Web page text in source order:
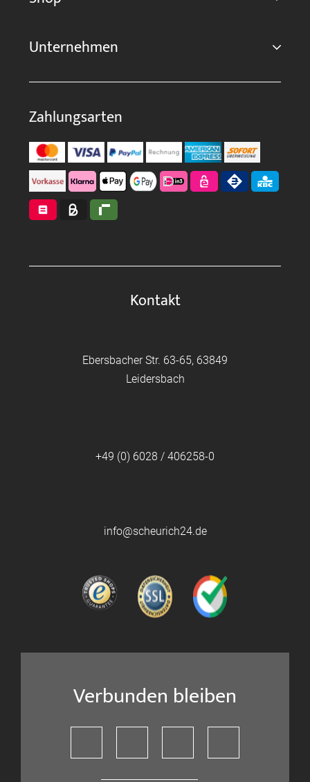
Unternehmen
Zahlungsarten
Kontakt
Ebersbacher Str. 63-65, 63849
Leidersbach
+49 (0) 6028 / 406258-0
info@scheurich24.de
Verbunden bleiben